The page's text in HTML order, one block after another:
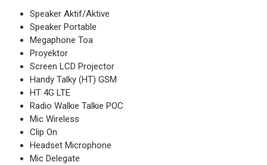
Speaker Aktif/Aktive
Speaker Portable
Megaphone Toa
Proyektor
Screen LCD Projector
Handy Talky (HT) GSM
HT 4G LTE
Radio Walkie Talkie POC
Mic Wireless
Clip On
Headset Microphone
Mic Delegate